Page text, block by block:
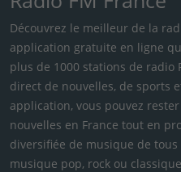
Découvrez le meilleur de la
application gratuite en ligne
plus de 1000 stations de radio
direct de nouvelles, de sports
application, vous pouvez
nouvelles en France tout en
diversifiée de musique de
musique pop, rock ou